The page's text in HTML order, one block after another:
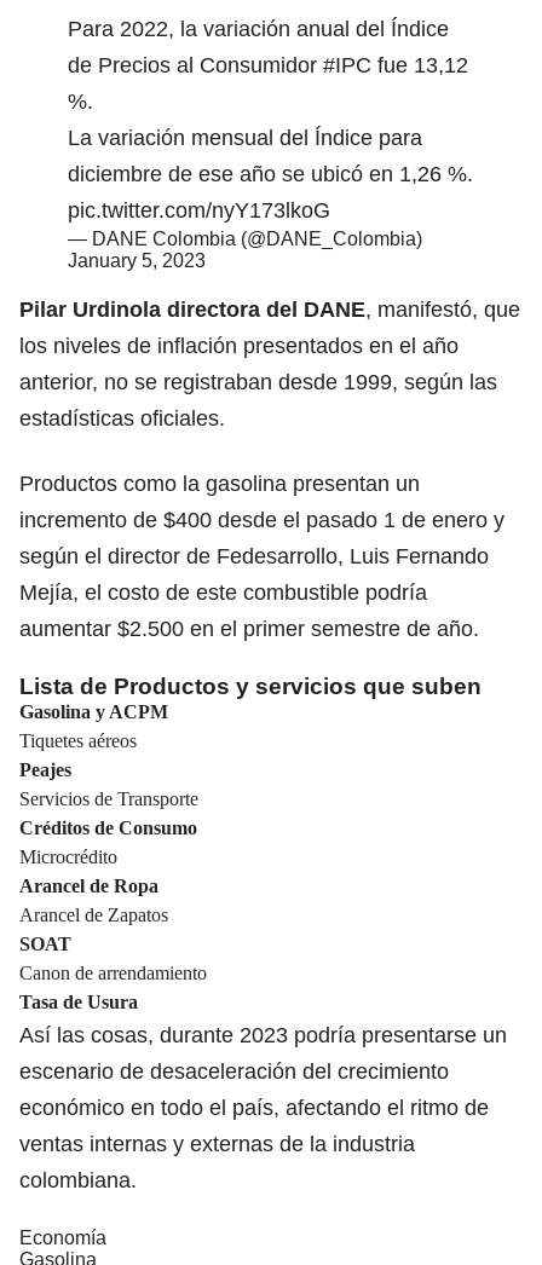
Para 2022, la variación anual del Índice
de Precios al Consumidor #IPC fue 13,12
%.
La variación mensual del Índice para
diciembre de ese año se ubicó en 1,26 %.
pic.twitter.com/nyY173lkoG
— DANE Colombia (@DANE_Colombia)
January 5, 2023
Pilar Urdinola directora del DANE, manifestó, que
los niveles de inflación presentados en el año
anterior, no se registraban desde 1999, según las
estadísticas oficiales.
Productos como la gasolina presentan un
incremento de $400 desde el pasado 1 de enero y
según el director de Fedesarrollo, Luis Fernando
Mejía, el costo de este combustible podría
aumentar $2.500 en el primer semestre de año.
Lista de Productos y servicios que suben
Gasolina y ACPM
Tiquetes aéreos
Peajes
Servicios de Transporte
Créditos de Consumo
Microcrédito
Arancel de Ropa
Arancel de Zapatos
SOAT
Canon de arrendamiento
Tasa de Usura
Así las cosas, durante 2023 podría presentarse un
escenario de desaceleración del crecimiento
económico en todo el país, afectando el ritmo de
ventas internas y externas de la industria
colombiana.
Economía
Gasolina